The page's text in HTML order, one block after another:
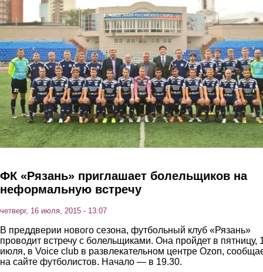
Перейти к основному содержанию
ФК «Рязань» приглашает болельщиков на
неформальную встречу
четверг, 16 июля, 2015 - 13:07
В преддверии нового сезона, футбольный клуб «Рязань»
проводит встречу с болельщиками. Она пройдет в пятницу,
июля, в Voice club в развлекательном центре Ozon,
на сайте футболистов. Начало — в 19.30.